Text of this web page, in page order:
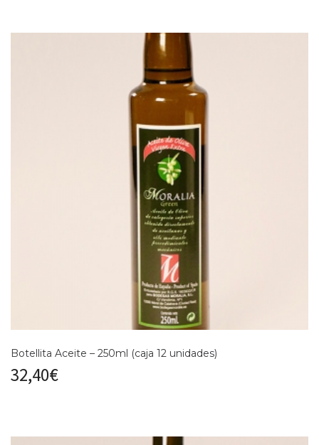
Botellita Aceite – 250ml (caja 12 unidades)
32,40€